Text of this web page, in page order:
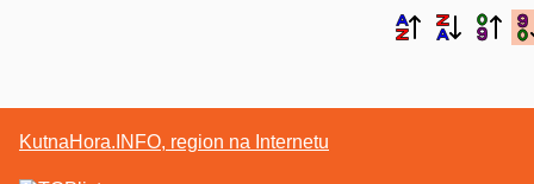
KutnaHora.INFO, region na Internetu